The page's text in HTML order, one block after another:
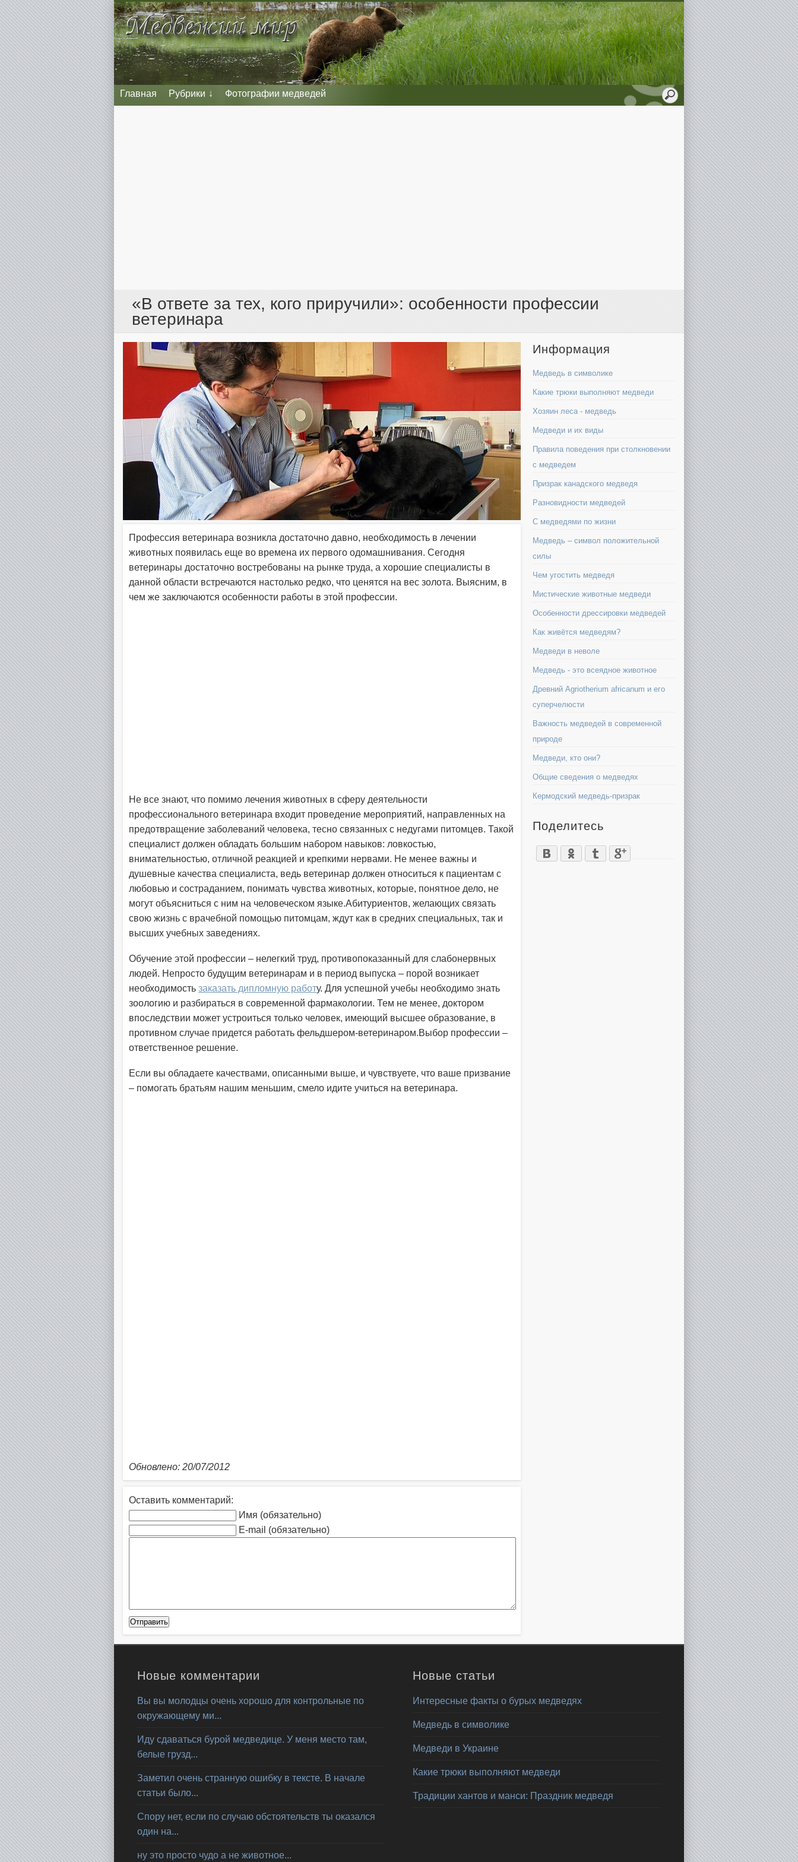
Главная Рубрики Фотографии медведей
«В ответе за тех, кого приручили»: особенности профессии
ветеринара
Профессия ветеринара возникла достаточно давно, необходимость в лечении
животных появилась еще во времена их первого одомашнивания. Сегодня
ветеринары достаточно востребованы на рынке труда, а хорошие специалисты в
данной области встречаются настолько редко, что ценятся на вес золота. Выясним, в
чем же заключаются особенности работы в этой профессии.
Не все знают, что помимо лечения животных в сферу деятельности
профессионального ветеринара входит проведение мероприятий, направленных на
предотвращение заболеваний человека, тесно связанных с недугами питомцев. Такой
специалист должен обладать большим набором навыков: ловкостью,
внимательностью, отличной реакцией и крепкими нервами. Не менее важны и
душевные качества специалиста, ведь ветеринар должен относиться к пациентам с
любовью и состраданием, понимать чувства животных, которые, понятное дело, не
могут объясниться с ним на человеческом языке.Абитуриентов, желающих связать
свою жизнь с врачебной помощью питомцам, ждут как в средних специальных, так и
высших учебных заведениях.
Обучение этой профессии – нелегкий труд, противопоказанный для слабонервных
людей. Непросто будущим ветеринарам и в период выпуска – порой возникает
необходимость заказать дипломную работу. Для успешной учебы необходимо знать
зоологию и разбираться в современной фармакологии. Тем не менее, доктором
впоследствии может устроиться только человек, имеющий высшее образование, в
противном случае придется работать фельдшером-ветеринаром.Выбор профессии –
ответственное решение.
Если вы обладаете качествами, описанными выше, и чувствуете, что ваше призвание
– помогать братьям нашим меньшим, смело идите учиться на ветеринара.
Обновлено: 20/07/2012
Оставить комментарий:
Имя (обязательно)
E-mail (обязательно)
Информация
Медведь в символике
Какие трюки выполняют медведи
Хозяин леса - медведь
Медведи и их виды
Правила поведения при столкновении
с медведем
Призрак канадского медведя
Разновидности медведей
С медведями по жизни
Медведь – символ положительной
силы
Чем угостить медведя
Мистические животные медведи
Особенности дрессировки медведей
Как живётся медведям?
Медведи в неволе
Медведь - это всеядное животное
Древний Agriotherium africanum и его
суперчелюсти
Важность медведей в современной
природе
Медведи, кто они?
Общие сведения о медведях
Кермодский медведь-призрак
Поделитесь
Новые комментарии
Вы вы молодцы очень хорошо для контрольные по
окружающему ми...
Иду сдаваться бурой медведице. У меня место там,
белые грузд...
Заметил очень странную ошибку в тексте. В начале
статьи было...
Спору нет, если по случаю обстоятельств ты оказался
один на...
ну это просто чудо а не животное...
Новые статьи
Интересные факты о бурых медведях
Медведь в символике
Медведи в Украине
Какие трюки выполняют медведи
Традиции хантов и манси: Праздник медведя